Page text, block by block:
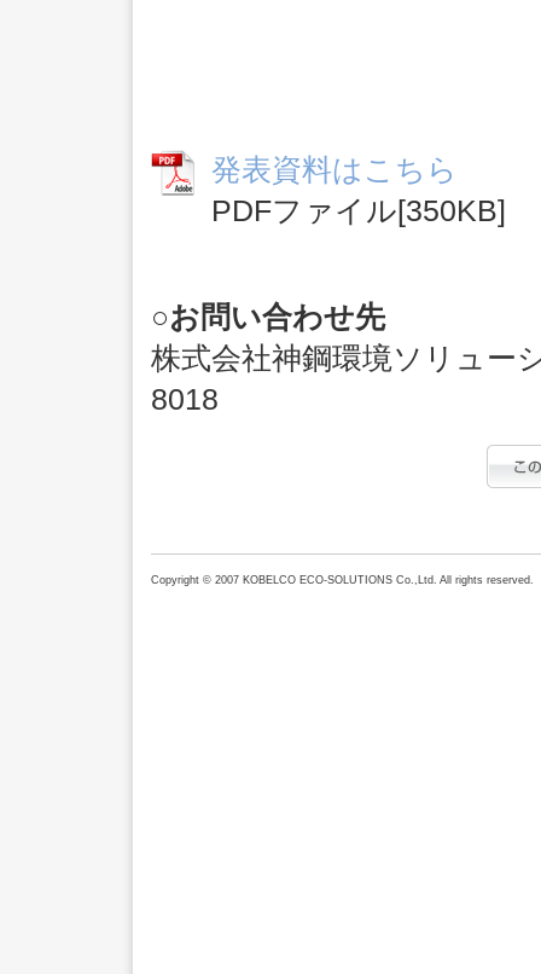
発表資料はこちら
PDFファイル[350KB]
○お問い合わせ先
株式会社神鋼環境ソリュ
8018
Copyright © 2007 KOBELCO ECO-SOLUTIONS Co.,Ltd. All rights reserved.